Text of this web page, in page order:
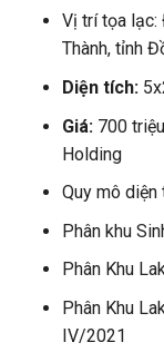
Vị trí tọa lạc:
Thành, tỉnh
Diện tích:
Giá:700
Holding
Quy mô diện
Phân khu
Phân Khu
Phân Khu
IV/2021